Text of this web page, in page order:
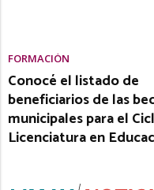
FORMACIÓN
Conocé el listado de
beneficiarios de las
municipales para el
Licenciatura en